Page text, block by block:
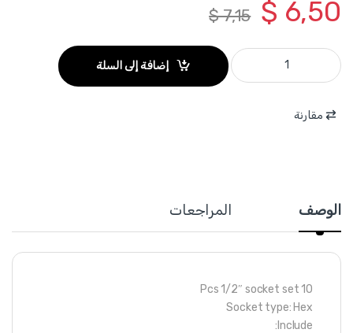
$ 6,50
$7,15
WST2410 - طقم جوز 1/2 انش عدد 10 قطع CRV ماركة WADFOW quantity
إضافة إلى السلة
مقارنة
الوصف المراجعات
10 Pcs 1/2″ socket set
Socket type: Hex
Include: